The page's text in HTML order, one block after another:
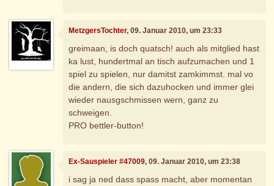
MetzgersTochter, 09. Januar 2010, um 23:33
greimaan, is doch quatsch! auch als mitglied hast
ka lust, hundertmal an tisch aufzumachen und 1
spiel zu spielen, nur damitst zamkimmst. mal vo
die andern, die sich dazuhocken und immer glei
wieder nausgschmissen wern, ganz zu
schweigen.
PRO bettler-button!
Ex-Sauspieler #47009, 09. Januar 2010, um 23:38
i sag ja ned dass spass macht, aber momentan